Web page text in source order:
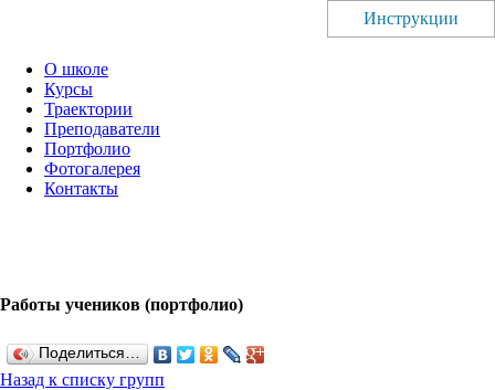
О школе
Курсы
Траектории
Преподаватели
Портфолио
Фотогалерея
Контакты
Работы учеников (портфолио)
Поделиться…
Назад к списку групп
Инструкции